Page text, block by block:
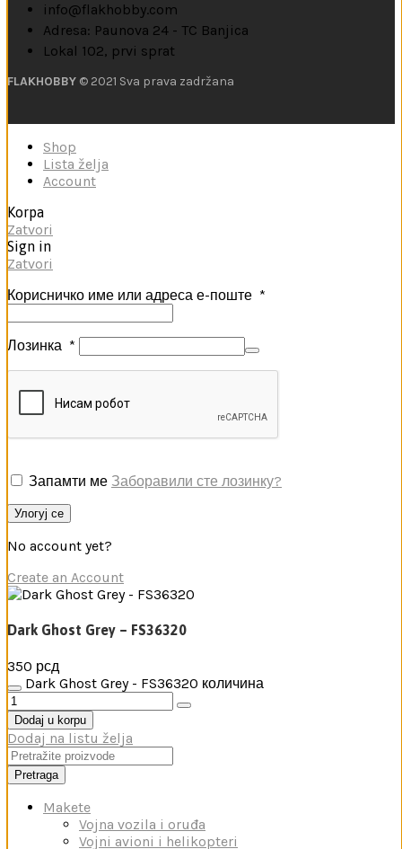
info@flakhobby.com
Adresa: Paunova 24 - TC Banjica
Lokal 102, prvi sprat
FLAKHOBBY © 2021 Sva prava zadržana
Shop
Lista želja
Account
Korpa
Zatvori
Sign in
Zatvori
Корисничко име или адреса е-поште *
Лозинка *
Запамти ме Заборавили сте лозинку?
Улогуј се
No account yet?
Create an Account
Dark Ghost Grey – FS36320
350 рсд
Dark Ghost Grey - FS36320 количина
Dodaj u korpu
Dodaj na listu želja
Pretraga
Makete
Vojna vozila i oruđa
Vojni avioni i helikopteri